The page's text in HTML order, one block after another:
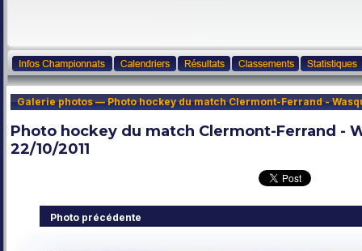
Galerie photos — Photo hockey du match Clermont-Ferrand -
Photo hockey du match Clermont-Ferrand -
22/10/2011
Photo précédente